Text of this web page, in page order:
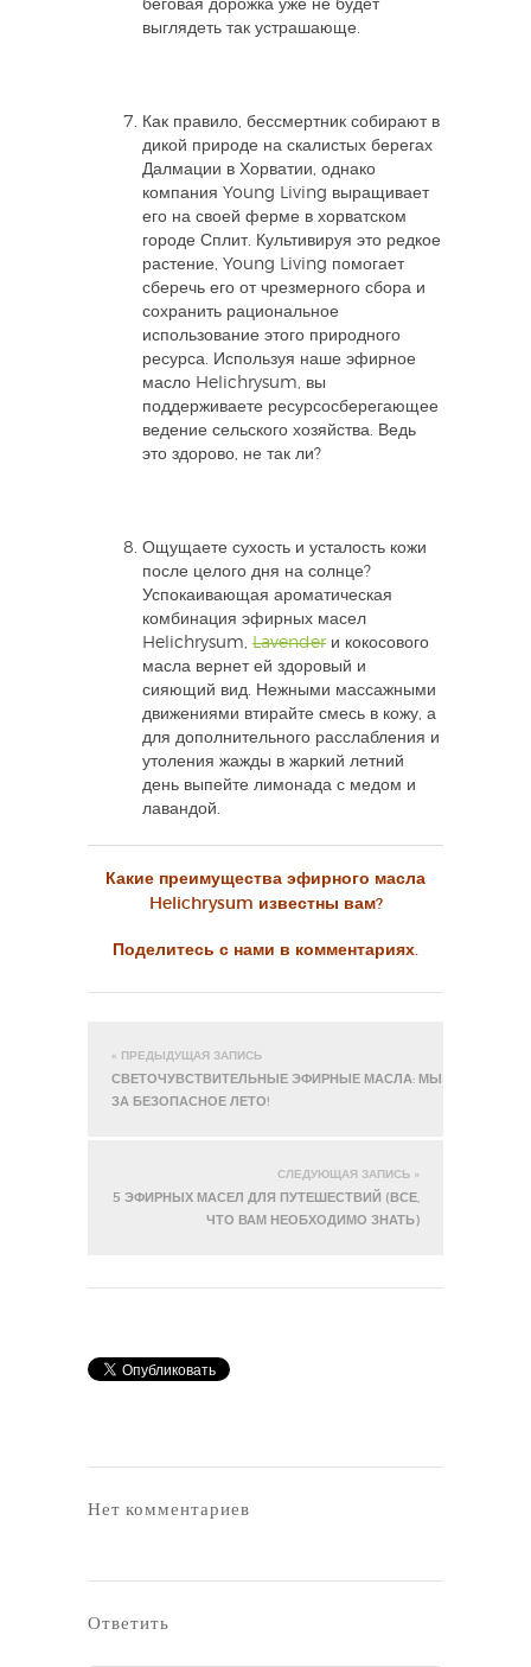
беговая дорожка уже не будет
выглядеть так устрашающе.
Как правило, бессмертник собирают в
дикой природе на скалистых берегах
Далмации в Хорватии, однако
компания Young Living выращивает
его на своей ферме в хорватском
городе Сплит. Культивируя это редкое
растение, Young Living помогает
сберечь его от чрезмерного сбора и
сохранить рациональное
использование этого природного
ресурса. Используя наше эфирное
масло Helichrysum, вы
поддерживаете ресурсосберегающее
ведение сельского хозяйства. Ведь
это здорово, не так ли?
Ощущаете сухость и усталость кожи
после целого дня на солнце?
Успокаивающая ароматическая
комбинация эфирных масел
Helichrysum, Lavender и кокосового
масла вернет ей здоровый и
сияющий вид. Нежными массажными
движениями втирайте смесь в кожу, а
для дополнительного расслабления и
утоления жажды в жаркий летний
день выпейте лимонада с медом и
лавандой.
Какие преимущества эфирного масла
Helichrysum известны вам?
Поделитесь с нами в комментариях.
« ПРЕДЫДУЩАЯ ЗАПИСЬ
СВЕТОЧУВСТВИТЕЛЬНЫЕ ЭФИРНЫЕ МАСЛА: МЫ
ЗА БЕЗОПАСНОЕ ЛЕТО!
СЛЕДУЮЩАЯ ЗАПИСЬ »
5 ЭФИРНЫХ МАСЕЛ ДЛЯ ПУТЕШЕСТВИЙ (ВСЕ,
ЧТО ВАМ НЕОБХОДИМО ЗНАТЬ)
Нет комментариев
Ответить